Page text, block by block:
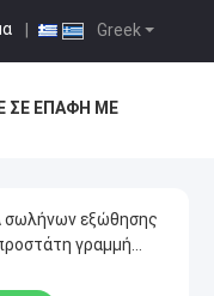
Greek
ΣΕ ΕΠΑΦΉ ΜΕ
σωλήνων εξώθησης
γραμμή